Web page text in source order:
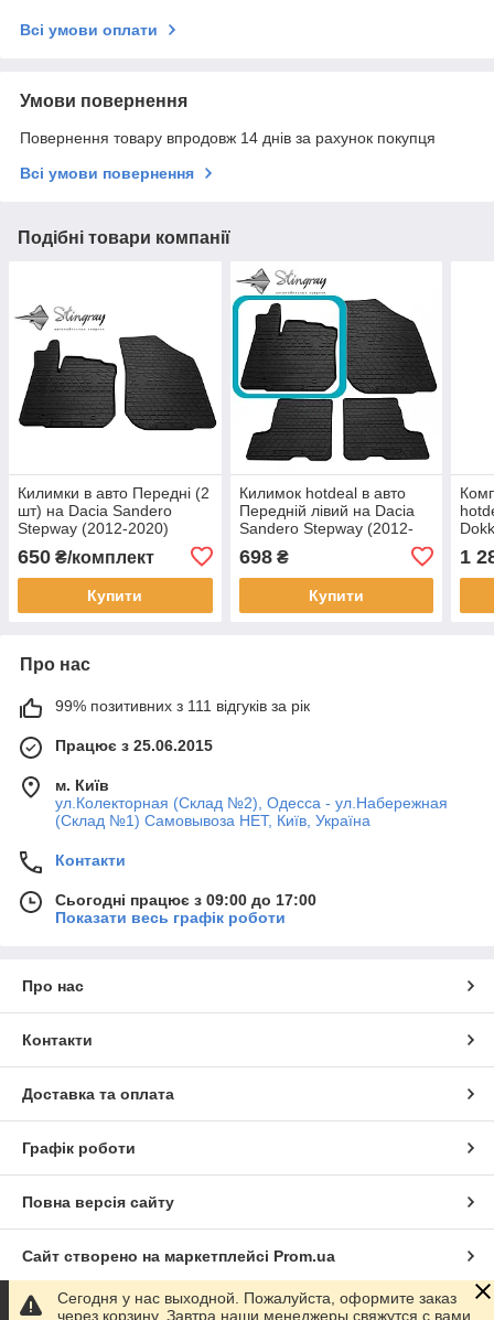
Всі умови оплати
Умови повернення
Повернення товару впродовж 14 днів за рахунок покупця
Всі умови повернення
Подібні товари компанії
Килимки в авто Передні (2
шт) на Dacia Sandero
Stepway (2012-2020)
650 ₴/комплект
Купити
Килимок hotdeal в авто
Передній лівий на Dacia
Sandero Stepway (2012-
698₴
Купити
1
Про нас
99% позитивних з 111 відгуків за рік
Працює з 25.06.2015
м. Київ
ул.Колекторная (Склад №2), Одесса - ул.Набережная
(Склад №1) Самовывоза НЕТ, Київ, Україна
Контакти
Сьогодні працює з 09:00 до 17:00
Показати весь графік роботи
Про нас
Контакти
Доставка та оплата
Графік роботи
Повна версія сайту
Сайт створено на маркетплейсі Prom.ua
Політика конфіденційності
Сегодня у нас выходной. Пожалуйста, оформите заказ
через корзину. Завтра наши менеджеры свяжутся с вами.